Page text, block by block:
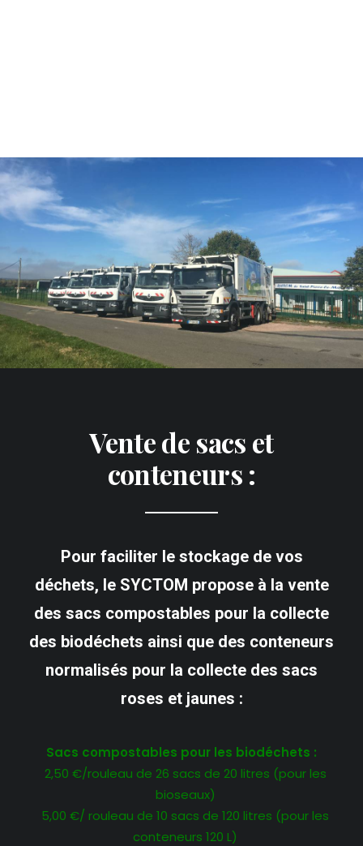
Vente de sacs et
conteneurs :
Pour faciliter le stockage de vos
déchets, le SYCTOM propose à la vente
des sacs compostables pour la collecte
des biodéchets ainsi que des conteneurs
normalisés pour la collecte des sacs
roses et jaunes :
Sacs compostables pour les biodéchets :
2,50 €/rouleau de 26 sacs de 20 litres (pour les
bioseaux)
5,00 €/ rouleau de 10 sacs de 120 litres (pour les
conteneurs 120 L)